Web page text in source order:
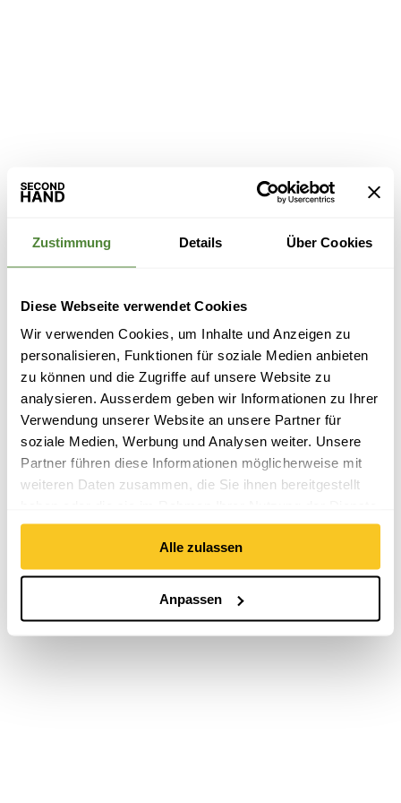
Zustimmung Details Über Cookies
Diese Webseite verwendet Cookies
Wir verwenden Cookies, um Inhalte und Anzeigen zu
personalisieren, Funktionen für soziale Medien anbieten
zu können und die Zugriffe auf unsere Website zu
analysieren. Ausserdem geben wir Informationen zu Ihrer
Verwendung unserer Website an unsere Partner für
soziale Medien, Werbung und Analysen weiter. Unsere
Partner führen diese Informationen möglicherweise mit
weiteren Daten zusammen, die Sie ihnen bereitgestellt
gesammelt haben.
Alle zulassen
Anpassen